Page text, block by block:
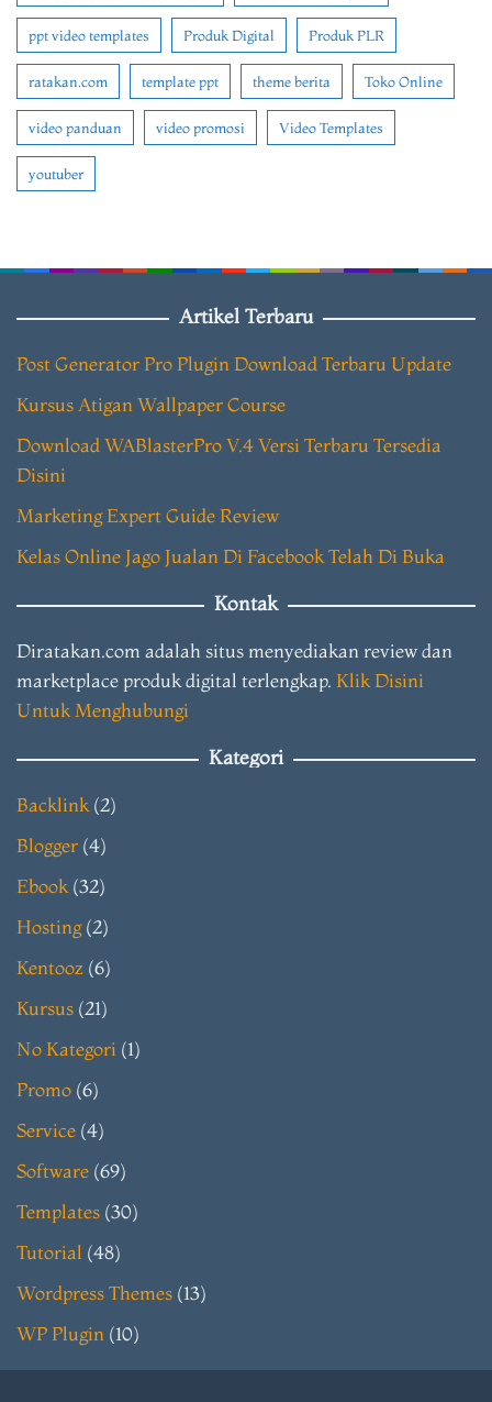
ppt video templates Produk Digital Produk PLR
ratakan.com template ppt theme berita Toko Online
video panduan video promosi Video Templates
youtuber
Artikel Terbaru
Post Generator Pro Plugin Download Terbaru Update
Kursus Atigan Wallpaper Course
Download WABlasterPro V.4 Versi Terbaru Tersedia
Disini
Marketing Expert Guide Review
Kelas Online Jago Jualan Di Facebook Telah Di Buka
Kontak
Diratakan.com adalah situs menyediakan review dan
marketplace produk digital terlengkap. Klik Disini
Untuk Menghubungi
Kategori
Backlink (2)
Blogger (4)
Ebook (32)
Hosting(2)
Kentooz (6)
Kursus (21)
No Kategori (1)
Promo (6)
Service (4)
Software (69)
Templates (30)
Tutorial (48)
Wordpress Themes (13)
WP Plugin (10)